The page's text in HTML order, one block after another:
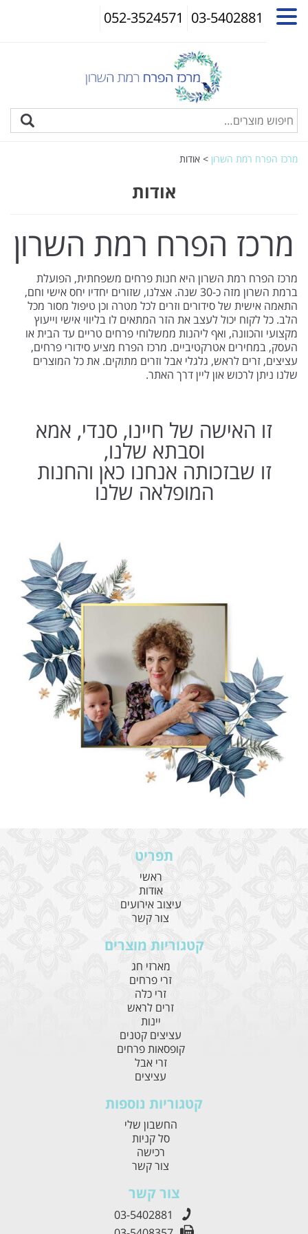
03-5402881
052-3524571
מרכז הפרח רמת השרון > אודות
אודות
מרכז הפרח רמת השרון
מרכז הפרח רמת השרון היא חנות פרחים משפחתית, הפועלת
ברמת השרון מזה כ-30 שנה. אצלנו, שזורים יחדיו יחס אישי וחם,
התאמה אישית של סידורים וזרים לכל מטרה וכן טיפול מסור מכל
הלב. כל לקוח יכול לעצב את הזר המתאים לו בליווי אישי וייעוץ
מקצועי והכוונה, ואף ליהנות ממשלוחי פרחים טריים עד הבית או
העסק, במחירים אטרקטיביים. מרכז הפרח מציע סידורי פרחים,
עציצים, זרים לראש, גלגלי אבל וזרים מתוקים. את כל המוצרים
שלנו ניתן לרכוש און ליין דרך האתר.
זו האישה של חיינו, סנדי, אמא
וסבתא שלנו,
זו שבזכותה אנחנו כאן והחנות
המופלאה שלנו
תפריט
ראשי
אודות
עיצוב אירועים
צור קשר
קטגוריות מוצרים
מארזי חג
זרי פרחים
זרי כלה
זרים לראש
יינות
עציצים קטנים
קופסאות פרחים
זרי אבל
עציצים
קטגוריות נוספות
החשבון שלי
סל קניות
רכישה
צור קשר
צור קשר
03-5402881